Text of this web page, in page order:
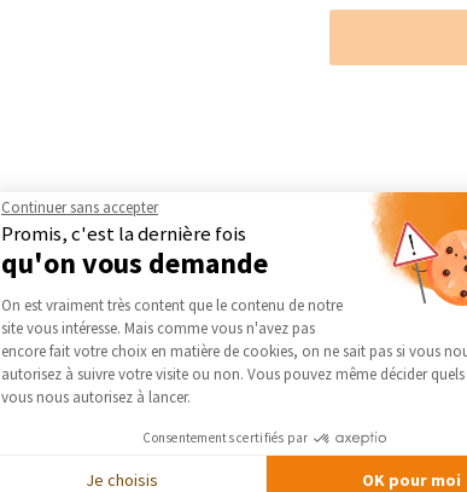
Continuer sans accepter
Promis, c'est la dernière fois
qu'on vous demande
Plateforme de Gestion du
On est vraiment très content que le contenu de notre
site vous intéresse. Mais comme vous n'avez pas
encore fait votre choix en matière de cookies, on ne sait pas si vous
autorisez à suivre votre visite ou non. Vous pouvez même décider quels
vous nous autorisez à lancer.
Consentements certifiés par
Je choisis OK pour moi
Axeptio consent